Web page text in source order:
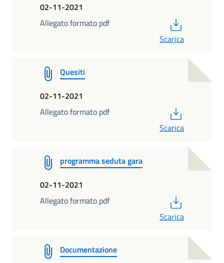
02-11-2021
Allegato formato pdf
Scarica
Quesiti
02-11-2021
Allegato formato pdf
Scarica
programma seduta gara
02-11-2021
Allegato formato pdf
Scarica
Documentazione